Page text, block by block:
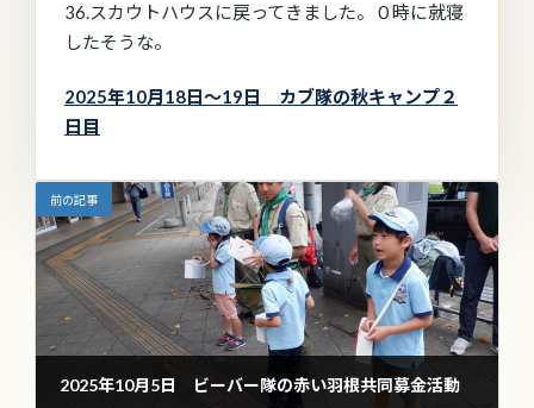
36.スカウトハウスに戻ってきました。０時に就寝
したそうな。
2025年10月18日～19日 カブ隊の秋キャンプ２
日目
前の記事
2025年10月5日 ビーバー隊の赤い羽根共同募金活動